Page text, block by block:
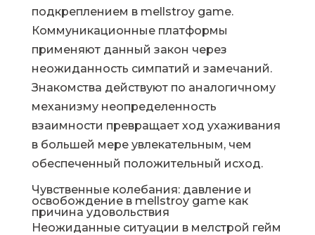
подкреплением в mellstroy game.
Коммуникационные платформы
применяют данный закон через
неожиданность симпатий и замечаний.
Знакомства действуют по аналогичному
механизму неопределенность
взаимности превращает ход ухаживания
в большей мере увлекательным, чем
обеспеченный положительный исход.
Чувственные колебания: давление и
освобождение в mellstroy game как
причина удовольствия
Неожиданные ситуации в мелстрой гейм